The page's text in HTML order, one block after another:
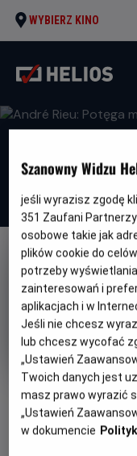
WYBIERZ KINO
Czas
190
REŻYSERIA
Szanowny Widzu
jeśli wyrazisz zgodę
351 Zaufani
osobowe takie jak
plików cookie do
potrzeby
zainteresowań i
aplikacjach i w
Jeśli nie chcesz
lub chcesz wycofać
„Ustawień
Twoich danych jest
masz prawo wyrazić
„Ustawień
w dokumencie